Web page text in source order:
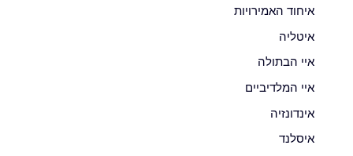
איחוד האמירויות
איטליה
איי הבתולה
איי המלדיביים
אינדונזיה
איסלנד